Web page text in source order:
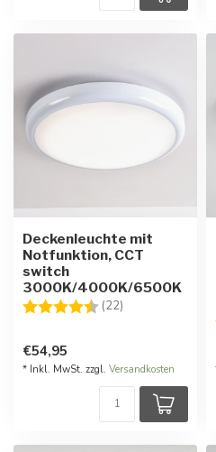
Deckenleuchte mit
Notfunktion, CCT
switch
3000K/4000K/6500K
Bewertung:
(22) 4.6 von 5
€54,95
* Inkl. MwSt. zzgl. Versandkosten